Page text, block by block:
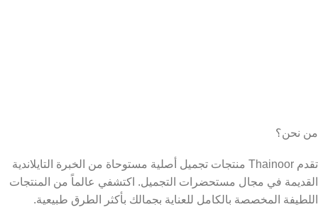
من نحن؟
تقدم Thainoor منتجات تجميل أصلية مستوحاة من الخبرة التايلاندية
القديمة في مجال مستحضرات التجميل. اكتشفي عالماً من المنتجات
اللطيفة المخصصة بالكامل للعناية بجمالك بأكثر الطرق طبيعية.